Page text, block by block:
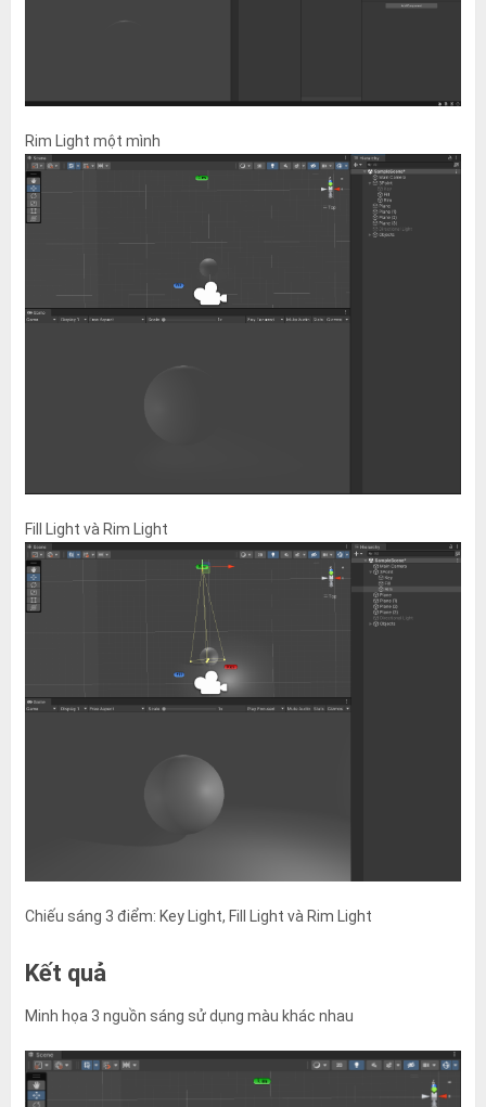
Rim Light một mình
Fill Light và Rim Light
Chiếu sáng 3 điểm: Key Light, Fill Light và Rim Light
Kết quả
Minh họa 3 nguồn sáng sử dụng màu khác nhau